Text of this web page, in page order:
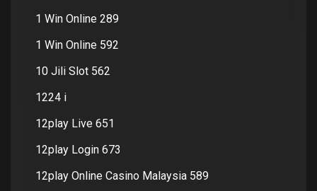
1 Win Online 289
1 Win Online 592
10 Jili Slot 562
1224 i
12play Live 651
12play Login 673
12play Online Casino Malaysia 589